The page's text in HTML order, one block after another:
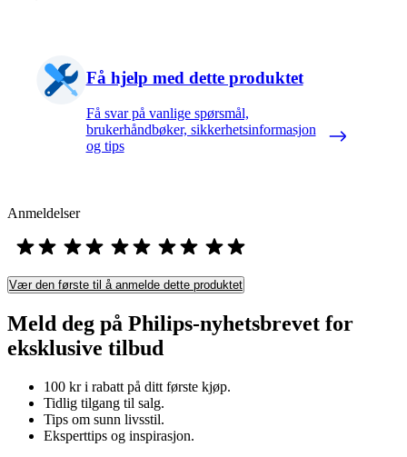
Få hjelp med dette produktet
Få svar på vanlige spørsmål,
brukerhåndbøker, sikkerhetsinformasjon
og tips
Anmeldelser
Vær den første til å anmelde dette produktet
Meld deg på Philips-nyhetsbrevet for
eksklusive tilbud
100 kr i rabatt på ditt første kjøp.
Tidlig tilgang til salg.
Tips om sunn livsstil.
Eksperttips og inspirasjon.